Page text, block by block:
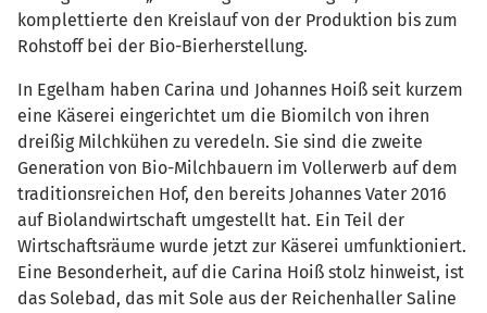
komplettierte den Kreislauf von der Produktion bis zum
Rohstoff bei der Bio-Bierherstellung.
In Egelham haben Carina und Johannes Hoiß seit kurzem
eine Käserei eingerichtet um die Biomilch von ihren
dreißig Milchkühen zu veredeln. Sie sind die zweite
Generation von Bio-Milchbauern im Vollerwerb auf dem
traditionsreichen Hof, den bereits Johannes Vater 2016
auf Biolandwirtschaft umgestellt hat. Ein Teil der
Wirtschaftsräume wurde jetzt zur Käserei umfunktioniert.
Eine Besonderheit, auf die Carina Hoiß stolz hinweist, ist
das Solebad, das mit Sole aus der Reichenhaller Saline